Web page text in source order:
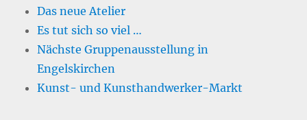
Das neue Atelier
Es tut sich so viel …
Nächste Gruppenausstellung in
Engelskirchen
Kunst- und Kunsthandwerker-Markt